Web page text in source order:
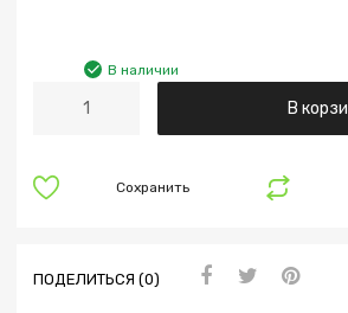
В наличии
В
Сохранить
ПОДЕЛИТЬСЯ (0)